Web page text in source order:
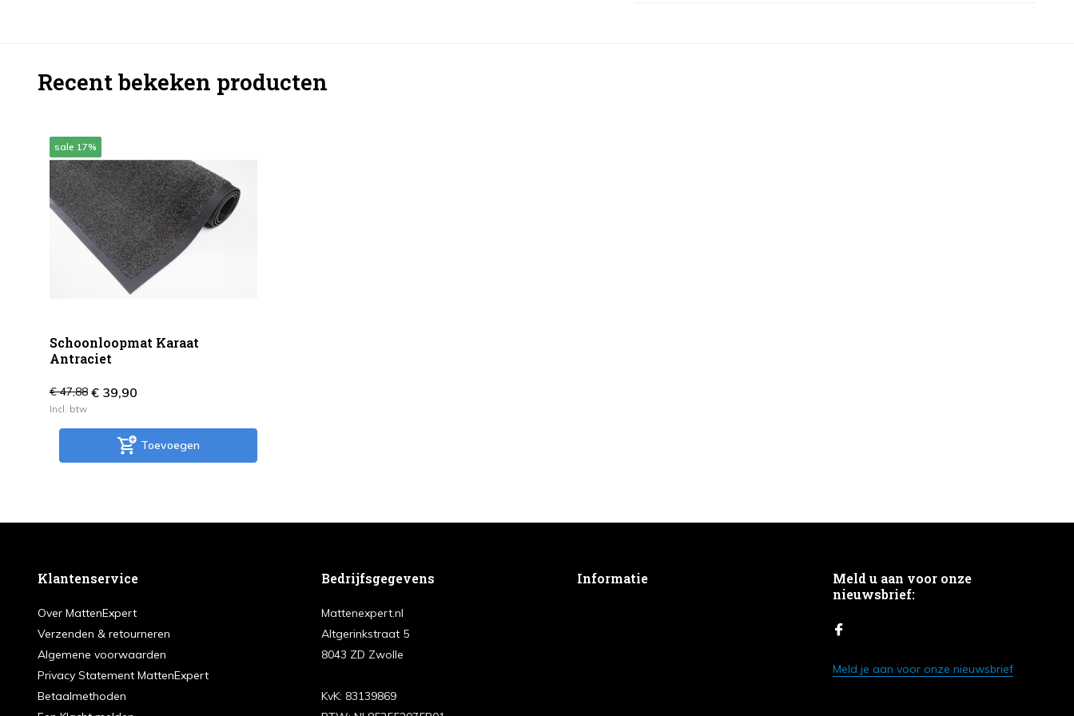
Recent bekeken producten
sale 17%
Schoonloopmat Karaat
Antraciet
€ 47,88 € 39,90
Incl. btw
Toevoegen
Klantenservice
Over MattenExpert
Verzenden & retourneren
Algemene voorwaarden
Privacy Statement MattenExpert
Betaalmethoden
Bedrijfsgegevens
Mattenexpert.nl
Altgerinkstraat 5
8043 ZD Zwolle
KvK: 83139869
Informatie
Meld u aan voor onze
nieuwsbrief:
Meld je aan voor onze nieuwsbrief